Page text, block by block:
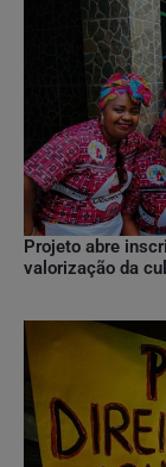
Projeto abre
valorização da